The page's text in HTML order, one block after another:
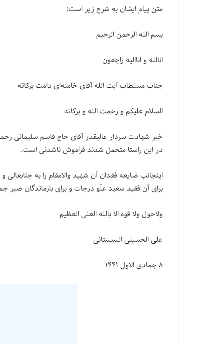
متن پیام ایشان به شرح زیر است:
بسم الله الرحمن الرحیم
انالله و اناالیه راجعون
جناب مستطاب آیت الله آقای خامنه‌ای دامت برکاته
السلام علیکم و رحمت الله و برکاته
خبر شهادت سردار عالیقدر آقای حاج قاسم سلیمانی
در این راستا متحمل شدند فراموش ناشدنی است.
اینجانب ضایعه فقدان آن شهید والامقام را به
برای آن فقید سعید علّو درجات و برای بازماندگان صبر
ولاحول ولا قوه الا بالله العلی العظیم
علی الحسینی السیستانی
۸ جمادی الاول ۱۴۴۱